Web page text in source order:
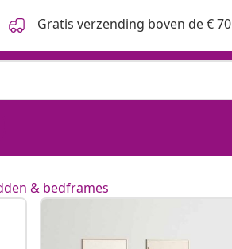
Gratis verzending boven de € 70
& bedframes